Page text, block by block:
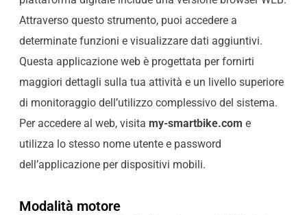
Attraverso questo strumento, puoi accedere a
determinate funzioni e visualizzare dati aggiuntivi.
Questa applicazione web è progettata per fornirti
maggiori dettagli sulla tua attività e un livello superiore
di monitoraggio dell’utilizzo complessivo del sistema.
Per accedere al web, visita my-smartbike.com e
utilizza lo stesso nome utente e password
dell’applicazione per dispositivi mobili.
Modalità motore